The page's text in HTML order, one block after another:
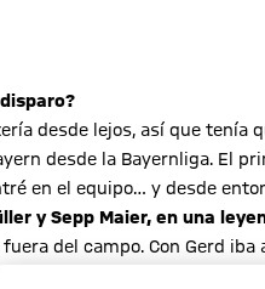
desde lejos, así que tenía
desde la Bayernliga. El
en el equipo… y desde
y Sepp Maier, en una
del campo. Con Gerd
quedamos sentados y vimos